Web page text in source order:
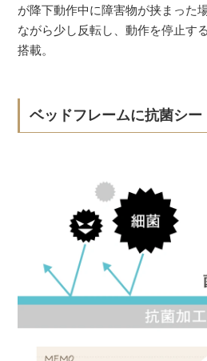
が降下動作中に障害物が挟まった
ながら少し反転し、動作を停止す
搭載。
ベッドフレームに抗菌シー